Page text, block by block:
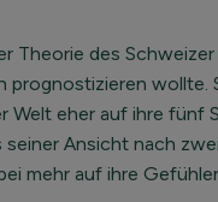
Theorie des
wollte.
Welt eher auf ihre fünf
Ansicht nach
mehr auf ihre